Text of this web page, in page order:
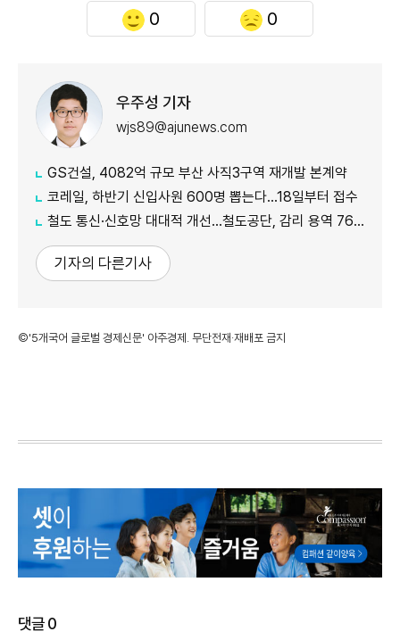
0 0
우주성 기자
wjs89@ajunews.com
GS건설, 4082억 규모 부산 사직3구역 재개발 본계약
코레일, 하반기 신입사원 600명 뽑는다…18일부터 접수
철도 통신·신호망 대대적 개선…철도공단, 감리 용역 761억원 발주
기자의 다른기사
©'5개국어 글로벌 경제신문' 아주경제. 무단전재·재배포 금지
댓글0